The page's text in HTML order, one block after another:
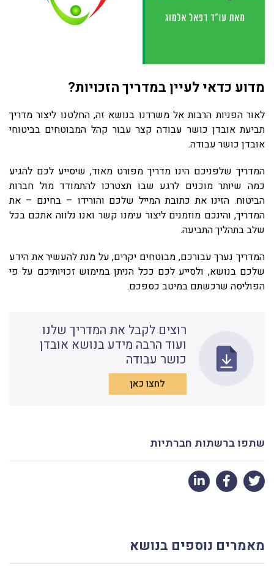
מדוע כדאי לעיין במדריך הזכויות?
לאור הפניות הרבות אל משרדנו בנושא זה, החלטנו ליצור מדריך
תביעת אובדן כושר עבודה קצר עבור קהל המבוטחים בביטוחי
אובדן כושר עבודה.
המדריך שלפניכם הינו מדריך מפורט מאוד, שיסייע לכם להגיע
כמה שיותר מוכנים לרגע שבו תצטרכו להתמודד מול חברות
הביטוח. הזינו את כתובת המייל שלכם והורידו – בחינם – את
המדריך, והינכם מוזמנים ליצור עימנו קשר ואנו נלווה אתכם בכל
שלב בתהליך התביעה.
המדריך נערך עבורכם, מבוטחים יקרים, על מנת להעשיר את הידע
שלכם בנושא, ולסייע לכם ככל הניתן במימוש זכויותיכם על פי
הפוליסה שרכשתם במיטב כספכם.
רוצים לקבל את המדריך שלנו
ועוד הרבה מידע בנושא אובדן
כושר עבודה
לחצו כאן
שתפו ברשתות חברתיות
מאמרים נוספים בנושא